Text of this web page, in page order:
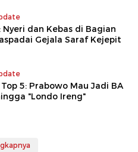
Nyeri dan Kebas di Bagian
Gejala Saraf Kejepit
5: Prabowo Mau Jadi BA
"Londo Ireng"